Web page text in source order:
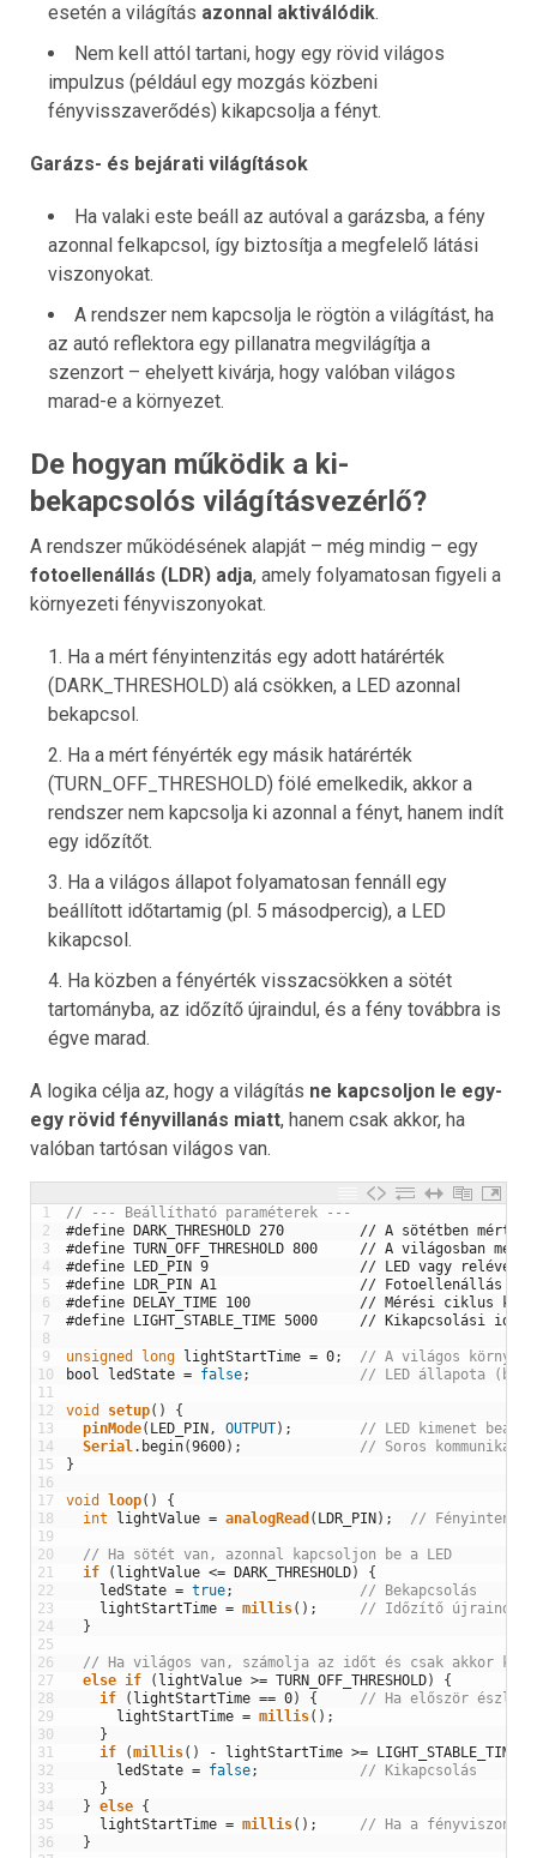
esetén a világítás azonnal aktiválódik.
Nem kell attól tartani, hogy egy rövid világos
impulzus (például egy mozgás közbeni
fényvisszaverődés) kikapcsolja a fényt.
Garázs- és bejárati világítások
Ha valaki este beáll az autóval a garázsba, a fény
azonnal felkapcsol, így biztosítja a megfelelő látási
viszonyokat.
A rendszer nem kapcsolja le rögtön a világítást, ha
az autó reflektora egy pillanatra megvilágítja a
szenzort – ehelyett kivárja, hogy valóban világos
marad-e a környezet.
De hogyan működik a ki-
bekapcsolós világításvezérlő?
A rendszer működésének alapját – még mindig – egy
fotoellenállás (LDR) adja, amely folyamatosan figyeli a
környezeti fényviszonyokat.
Ha a mért fényintenzitás egy adott határérték
(DARK_THRESHOLD) alá csökken, a LED azonnal
bekapcsol.
Ha a mért fényérték egy másik határérték
(TURN_OFF_THRESHOLD) fölé emelkedik, akkor a
rendszer nem kapcsolja ki azonnal a fényt, hanem indít
egy időzítőt.
Ha a világos állapot folyamatosan fennáll egy
beállított időtartamig (pl. 5 másodpercig), a LED
kikapcsol.
Ha közben a fényérték visszacsökken a sötét
tartományba, az időzítő újraindul, és a fény továbbra is
égve marad.
A logika célja az, hogy a világítás ne kapcsoljon le egy-
egy rövid fényvillanás miatt, hanem csak akkor, ha
valóban tartósan világos van.
1
2
3
4
5
6
7
8
9
10
11
12
13
14
15
16
17
18
19
20
21
22
23
24
25
26
27
28
29
30
31
32
33
34
35
36
// --- Beállítható paraméterek ---
#define DARK_THRESHOLD 270         // A sötétben
#define TURN_OFF_THRESHOLD 800     // A
#define LED_PIN 9                  // LED vagy
#define LDR_PIN A1                 // Fotoellenállás
#define DELAY_TIME 100             // Mérési ciklus
#define LIGHT_STABLE_TIME 5000     // Kikapcsolási
unsigned long lightStartTime = 0;
// A világos
bool
ledState = false; // LED állapota
void setup( )
{
pinMode( LED_PIN , OUTPUT) ;
// LED kimenet
Serial. begin(9600) ;
// Soros
}
void loop( )
{
int
lightValue = analogRead ( LDR_PIN ) ; //
// Ha sötét van, azonnal kapcsoljon be a LED
if
( lightValue <= DARK_THRESHOLD)
{
ledState = true;
// Bekapcsolás
lightStartTime = millis( ) ;
// Időzítő
}
// Ha világos van, számolja az időt és csak akkor
else if ( lightValue >= TURN_OFF_THRESHOLD)
{
if
( lightStartTime == 0) {
// Ha először észlel
lightStartTime = millis( ) ;
}
if
(millis( ) - lightStartTime >= LIGHT_STABLE_TIME
ledState = false;
// Kikapcsolás
}
} else {
lightStartTime = millis( ) ;
// Ha a fényviszony
}